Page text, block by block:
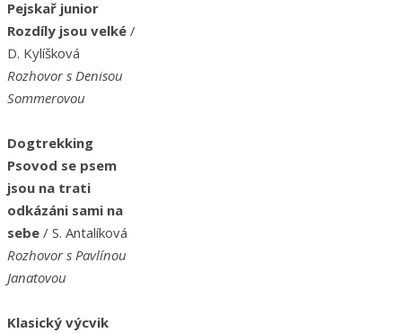
Pejskař junior
Rozdíly jsou velké /
D. Kylíšková
Rozhovor s Denisou
Sommerovou
Dogtrekking
Psovod se psem
jsou na trati
odkázáni sami na
sebe / S. Antalíková
Rozhovor s Pavlínou
Janatovou
Klasický výcvik